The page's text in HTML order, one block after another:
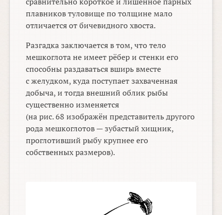
плавников туловище по толщине мало
отличается от бичевидного хвоста.
Разгадка заключается в том, что тело
мешкоглота не имеет рёбер и стенки его
способны раздаваться вширь вместе
с желудком, куда поступает захваченная
добыча, и тогда внешний облик рыбы
существенно изменяется
(на рис. 68 изображён представитель другого
рода мешкоглотов — зубастый хищник,
проглотивший рыбу крупнее его
собственных размеров).